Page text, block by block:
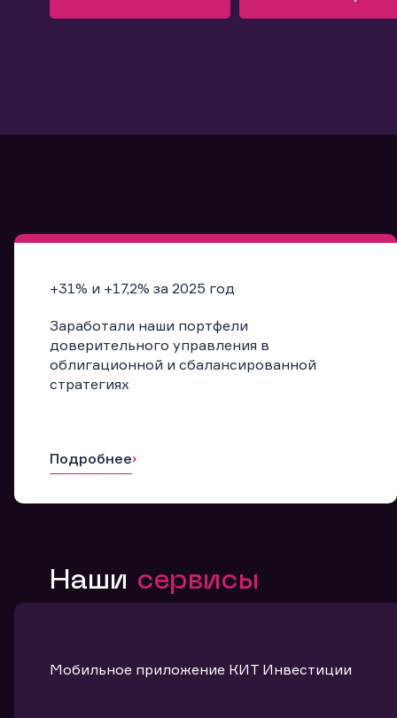
+31% и +17,2% за 2025 год
Заработали наши портфели
доверительного управления в
облигационной и сбалансированной
стратегиях
Подробнее
Наши сервисы
Мобильное приложение КИТ Инвестиции